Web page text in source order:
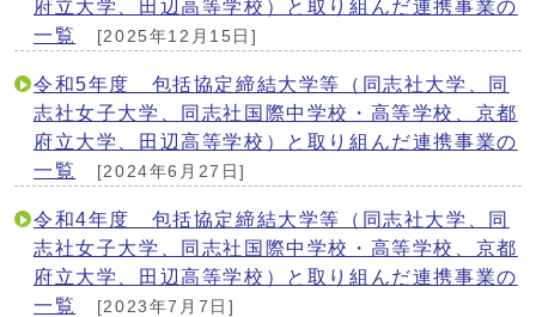
府立大学、田辺高等学校）と取り組んだ連携事業の
一覧
[2025年12月15日]
令和5年度 包括協定締結大学等（同志社大学、同
志社女子大学、同志社国際中学校・高等学校、京都
府立大学、田辺高等学校）と取り組んだ連携事業の
一覧
[2024年6月27日]
令和4年度 包括協定締結大学等（同志社大学、同
志社女子大学、同志社国際中学校・高等学校、京都
府立大学、田辺高等学校）と取り組んだ連携事業の
一覧
[2023年7月7日]